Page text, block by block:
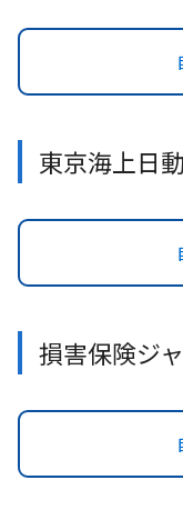
東京海上日
損害保険ジ